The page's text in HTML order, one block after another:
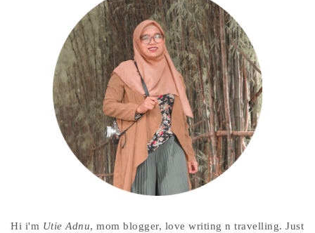
Hi i'm Utie Adnu, mom blogger, love writing n travelling. Just